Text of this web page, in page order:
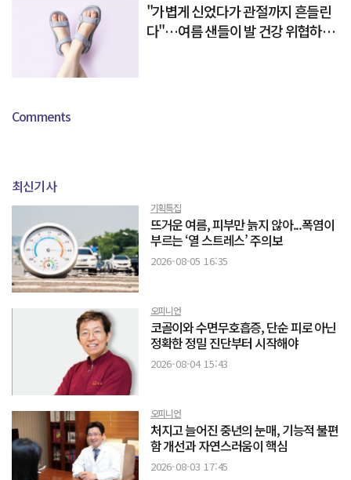
"가볍게 신었다가 관절까지 흔들린
다"…여름 샌들이 발 건강 위협하는
Comments
최신기사
기획특집
뜨거운 여름, 피부만 늙지 않아...폭염이
부르는 ‘열 스트레스’ 주의보
2026-08-05 16:35
오피니언
코골이와 수면무호흡증, 단순 피로 아닌
정확한 정밀 진단부터 시작해야
2026-08-04 15:43
오피니언
처지고 늘어진 중년의 눈매, 기능적 불편
함 개선과 자연스러움이 핵심
2026-08-03 17:45